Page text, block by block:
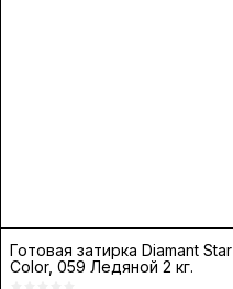
Готовая затирка Diamant Star
Color, 059 Ледяной 2 кг.